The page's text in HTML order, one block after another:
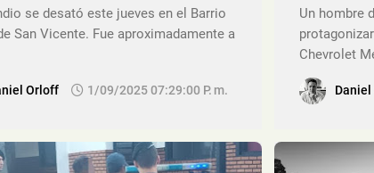
se desató este jueves en el Barrio
San Vicente. Fue aproximadamente a
Orloff 1/09/2025 07:29:00 P. M.
Un hombre
Chevrolet